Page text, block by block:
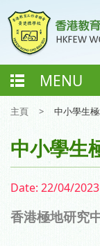
MENU
主頁 > 中小學生
中小學生
Date: 22/04/2023
香港極地研究